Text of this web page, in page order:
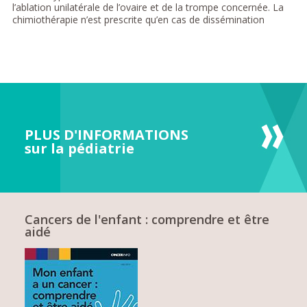
l’ablation unilatérale de l’ovaire et de la trompe concernée. La
chimiothérapie n’est prescrite qu’en cas de dissémination
PLUS D'INFORMATIONS
sur la pédiatrie
Cancers de l'enfant : comprendre et être
aidé